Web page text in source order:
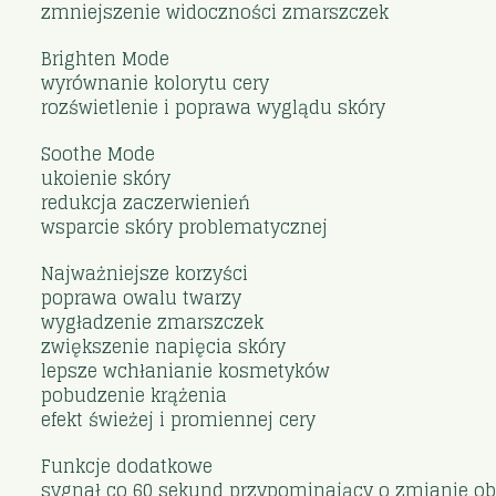
zmniejszenie widoczności zmarszczek
Brighten Mode
wyrównanie kolorytu cery
rozświetlenie i poprawa wyglądu skóry
Soothe Mode
ukoienie skóry
redukcja zaczerwienień
wsparcie skóry problematycznej
Najważniejsze korzyści
poprawa owalu twarzy
wygładzenie zmarszczek
zwiększenie napięcia skóry
lepsze wchłanianie kosmetyków
pobudzenie krążenia
efekt świeżej i promiennej cery
Funkcje dodatkowe